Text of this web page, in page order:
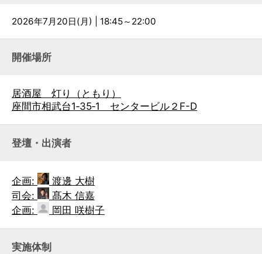
2026年7月20日(月) | 18:45～22:00
開催場所
居酒屋 灯り（ともり）
座間市相武台1‐35‐1 センタービル２F-D
登壇・出演者
企画:
渡邊 大樹
司会:
髙木 信嘉
企画:
岡田 咲樹子
実施体制